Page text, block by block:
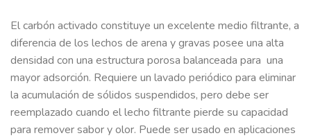
El carbón activado constituye un excelente medio filtrante, a
diferencia de los lechos de arena y gravas posee una alta
densidad con una estructura porosa balanceada para una
mayor adsorción. Requiere un lavado periódico para eliminar
la acumulación de sólidos suspendidos, pero debe ser
reemplazado cuando el lecho filtrante pierde su capacidad
para remover sabor y olor. Puede ser usado en aplicaciones